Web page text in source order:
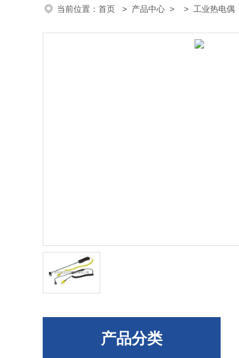
当前位置： 首页 > 产品中心 > > 工业热电偶
产品分类